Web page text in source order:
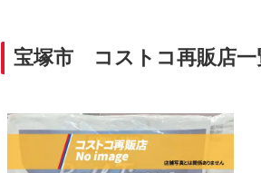
宝塚市 コストコ再販店一